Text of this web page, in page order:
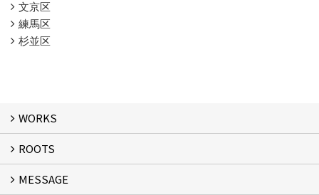
文京区
練馬区
杉並区
WORKS
WORKS
ROOTS
ROOTS
MESSAGE